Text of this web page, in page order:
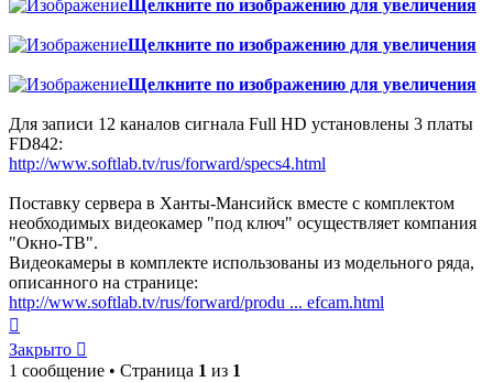
Щелкните по изображению для увеличения
Щелкните по изображению для увеличения
Щелкните по изображению для увеличения
Для записи 12 каналов сигнала Full HD установлены 3 платы
FD842:
http://www.softlab.tv/rus/forward/specs4.html
Поставку сервера в Ханты-Мансийск вместе с комплектом
необходимых видеокамер "под ключ" осуществляет компания
"Окно-ТВ".
Видеокамеры в комплекте использованы из модельного ряда,
описанного на странице:
http://www.softlab.tv/rus/forward/produ ... efcam.html
началу
Закрыто
1 сообщение • Страница 1 из 1